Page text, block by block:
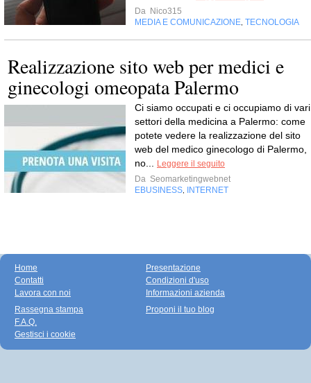
Da Nico315
MEDIA E COMUNICAZIONE TECNOLOGIA
Realizzazione sito web per medici e
ginecologi omeopata Palermo
Ci siamo occupati e ci occupiamo di vari
settori della medicina a Palermo: come
potete vedere la realizzazione del sito
web del medico ginecologo di Palermo,
no...
Leggere il seguito
Da Seomarketingwebnet
EBUSINESS
INTERNET
Home
Contatti
Lavora con noi
Presentazione
Condizioni d'uso
Informazioni azienda
Rassegna stampa
F.A.Q.
Gestisci i cookie
Proponi il tuo blog